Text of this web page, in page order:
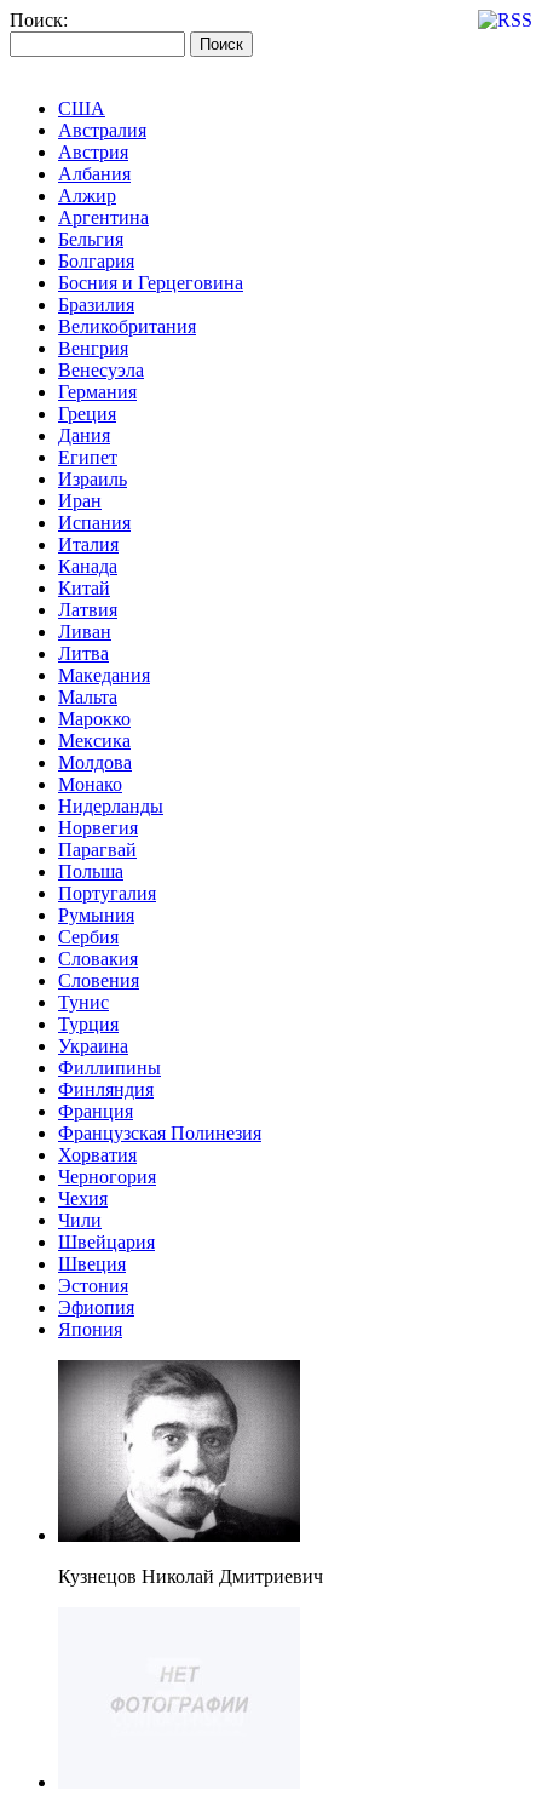
Поиск:
США
Австралия
Австрия
Албания
Алжир
Аргентина
Бельгия
Болгария
Босния и Герцеговина
Бразилия
Великобритания
Венгрия
Венесуэла
Германия
Греция
Дания
Египет
Израиль
Иран
Испания
Италия
Канада
Китай
Латвия
Ливан
Литва
Македания
Мальта
Марокко
Мексика
Молдова
Монако
Нидерланды
Норвегия
Парагвай
Польша
Португалия
Румыния
Сербия
Словакия
Словения
Тунис
Турция
Украина
Филлипины
Финляндия
Франция
Французская Полинезия
Хорватия
Черногория
Чехия
Чили
Швейцария
Швеция
Эстония
Эфиопия
Япония
Кузнецов Николай Дмитриевич